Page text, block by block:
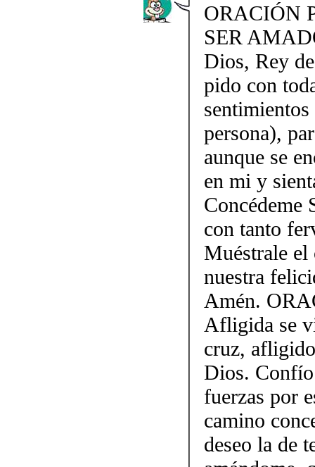
ORACIÓN
SER
Dios, Rey
pido con
persona),
aunque se
en mi y
Concédeme
con tanto
Muéstrale el
nuestra
Amén.
Afligida se
cruz,
Dios.
fuerzas por
camino
deseo la de